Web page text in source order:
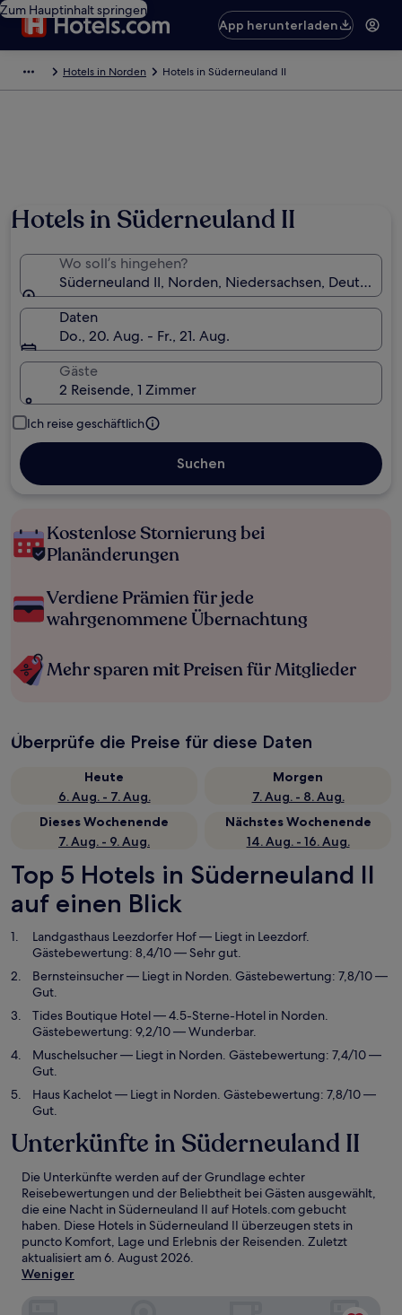
Zum Hauptinhalt springen
App herunterladen
Hotels in Norden Hotels in Süderneuland II
Hotels in Süderneuland II
Wo soll’s hingehen?
Süderneuland II, Norden, Niedersachsen,
Daten
Do., 20. Aug. - Fr., 21. Aug.
Gäste
2 Reisende, 1 Zimmer
Ich reise geschäftlich
Suchen
Kostenlose Stornierung bei
Planänderungen
Verdiene Prämien für jede
wahrgenommene Übernachtung
Mehr sparen mit Preisen für Mitglieder
Überprüfe die Preise für diese Daten
Heute
6. Aug. - 7. Aug.
Morgen
7. Aug. - 8. Aug.
Dieses Wochenende
7. Aug. - 9. Aug.
Nächstes Wochenende
14. Aug. - 16. Aug.
Top 5 Hotels in Süderneuland II
auf einen Blick
Landgasthaus Leezdorfer Hof— Liegt in Leezdorf.
Gästebewertung: 8,4/10 — Sehr gut.
Bernsteinsucher— Liegt in Norden. Gästebewertung: 7,8/10 —
Gut.
Tides Boutique Hotel— 4.5-Sterne-Hotel in Norden.
Gästebewertung: 9,2/10 — Wunderbar.
Muschelsucher— Liegt in Norden. Gästebewertung: 7,4/10 —
Gut.
Haus Kachelot— Liegt in Norden. Gästebewertung: 7,8/10 —
Gut.
Unterkünfte in Süderneuland II
Die Unterkünfte werden auf der Grundlage echter
Reisebewertungen und der Beliebtheit bei Gästen ausgewählt,
die eine Nacht in Süderneuland II auf Hotels.com gebucht
haben. Diese Hotels in Süderneuland II überzeugen stets in
puncto Komfort, Lage und Erlebnis der Reisenden. Zuletzt
aktualisiert am6. August 2026.
Weniger